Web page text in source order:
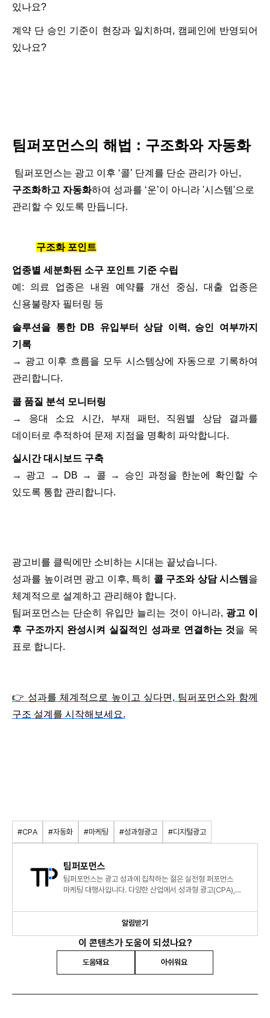
있나요?
계약 단 승인 기준이 현장과 일치하며 , 캠페인에 반영되어
있나요?
팀퍼포먼스의 해법 : 구조화와 자동화
팀퍼포먼스는 광고 이후 ‘콜’ 단계를 단순 관리가 아닌,
구조화하고 자동화하여 성과를 ‘운’이 아니라 '시스템'으로
관리할 수 있도록 만듭니다.
구조화 포인트
업종별 세분화된 소구 포인트 기준 수립
예 : 의료 업종은 내원 예약률 개선 중심, 대출 업종은
신용불량자 필터링 등
솔루션을 통한DB 유입부터 상담 이력, 승인 여부까지
기록
→ 광고 이후 흐름을 모두 시스템상에 자동으로 기록하여
관리합니다.
콜 품질 분석 모니터링
→ 응대 소요 시간, 부재 패턴 , 직원별 상담 결과를
데이터로 추적하여 문제 지점을 명확히 파악합니다.
실시간 대시보드 구축
→ 광고 → DB → 콜 → 승인 과정을 한눈에 확인할 수
있도록 통합 관리합니다.
광고비를 클릭에만 소비하는 시대는 끝났습니다.
성과를 높이려면 광고 이후, 특히 콜 구조와 상담 시스템 을
체계적으로 설계하고 관리해야 합니다.
팀퍼포먼스는 단순히 유입만 늘리는 것이 아니라, 광고 이
후 구조까지 완성시켜 실질적인 성과로 연결하는 것을 목
표로 합니다.
👉 성과를 체계적으로 높이고 싶다면 , 팀퍼포먼스와 함께
구조 설계를 시작해보세요.
#CPA #자동화 #마케팅 #성과형광고 #디지털광고
팀퍼포먼스
팀퍼포먼스는 광고 성과에 집착하는 젊은 실전형 퍼포먼스
마케팅 대행사입니다. 다양한 산업에서 성과형 광고(CPA),
알림받기
이 콘텐츠가 도움이 되셨나요?
도움돼요 아쉬워요